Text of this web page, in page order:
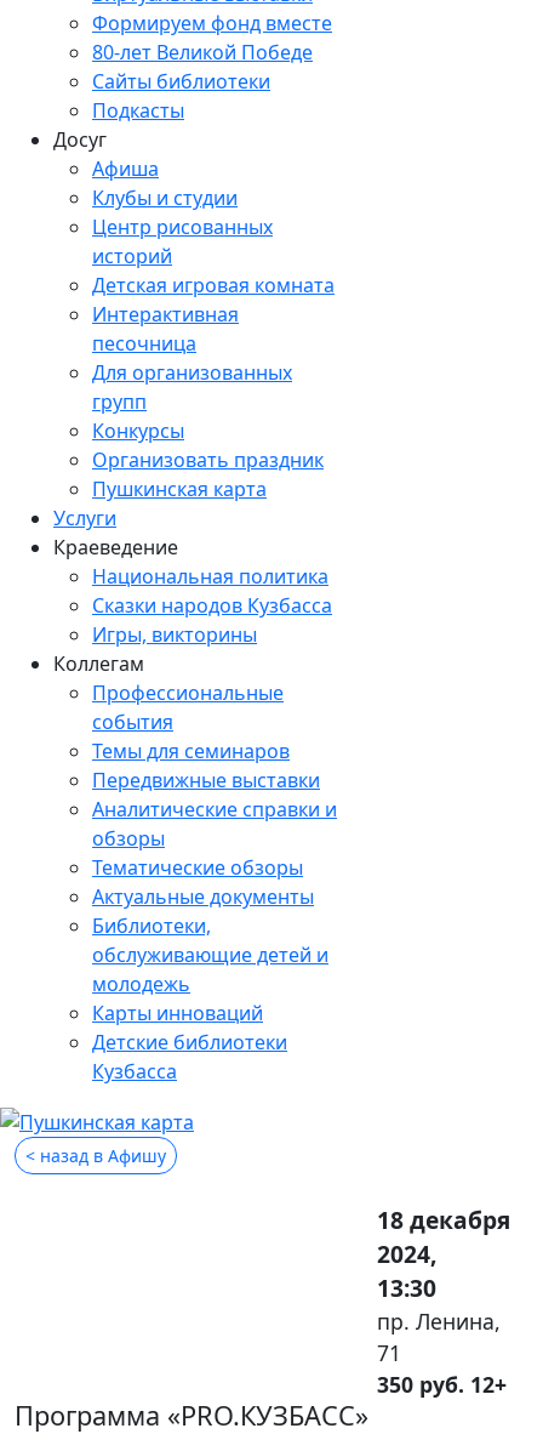
Формируем фонд вместе
80-лет Великой Победе
Сайты библиотеки
Подкасты
Досуг
Афиша
Клубы и студии
Центр рисованных
историй
Детская игровая комната
Интерактивная
песочница
Для организованных
групп
Конкурсы
Организовать праздник
Пушкинская карта
Услуги
Краеведение
Национальная политика
Сказки народов Кузбасса
Игры, викторины
Коллегам
Профессиональные
события
Темы для семинаров
Передвижные выставки
Аналитические справки и
обзоры
Тематические обзоры
Актуальные документы
Библиотеки,
обслуживающие детей и
молодежь
Карты инноваций
Детские библиотеки
Кузбасса
< назад в Афишу
18 декабря
2024,
13:30
пр. Ленина,
71
350 руб. 12+
Программа «PRO.КУЗБАСС»